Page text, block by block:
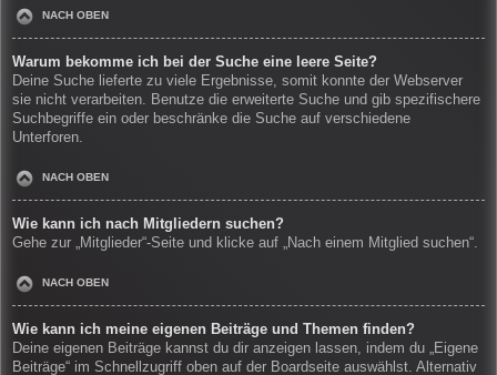
NACH OBEN
Warum bekomme ich bei der Suche eine leere Seite?
Deine Suche lieferte zu viele Ergebnisse, somit konnte der Webserver
sie nicht verarbeiten. Benutze die erweiterte Suche und gib spezifischere
Suchbegriffe ein oder beschränke die Suche auf verschiedene
Unterforen.
NACH OBEN
Wie kann ich nach Mitgliedern suchen?
Gehe zur „Mitglieder“-Seite und klicke auf „Nach einem Mitglied suchen“.
NACH OBEN
Wie kann ich meine eigenen Beiträge und Themen finden?
Deine eigenen Beiträge kannst du dir anzeigen lassen, indem du „Eigene
Beiträge“ im Schnellzugriff oben auf der Boardseite auswählst. Alternativ